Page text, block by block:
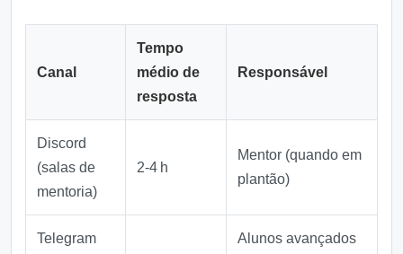
Canal
Tempo
médio de
resposta
Responsável
Discord
(salas de
mentoria)
2‑4 h
Mentor (quando em
plantão)
Telegram
Alunos avançados